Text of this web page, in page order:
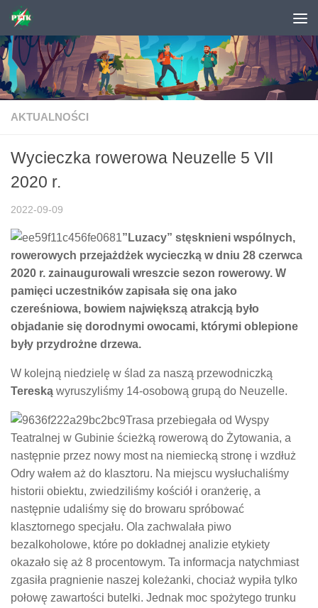
Skip to content
AKTUALNOŚCI
Wycieczka rowerowa Neuzelle 5 VII
2020 r.
2022-09-09
”Luzacy” stęsknieni wspólnych,
rowerowych przejażdżek wycieczką w dniu 28 czerwca
2020 r. zainaugurowali wreszcie sezon rowerowy. W
pamięci uczestników zapisała się ona jako
czereśniowa, bowiem największą atrakcją było
objadanie się dorodnymi owocami, którymi oblepione
były przydrożne drzewa.
W kolejną niedzielę w ślad za naszą przewodniczką
Tereską wyruszyliśmy 14-osobową grupą do Neuzelle.
Trasa przebiegała od Wyspy
Teatralnej w Gubinie ścieżką rowerową do Żytowania, a
następnie przez nowy most na niemiecką stronę i wzdłuż
Odry wałem aż do klasztoru. Na miejscu wysłuchaliśmy
historii obiektu, zwiedziliśmy kościół i oranżerię, a
następnie udaliśmy się do browaru spróbować
klasztornego specjału. Ola zachwalała piwo
bezalkoholowe, które po dokładnej analizie etykiety
okazało się aż 8 procentowym. Ta informacja natychmiast
zgasiła pragnienie naszej koleżanki, chociaż wypiła tylko
połowę zawartości butelki. Jednak moc spożytego trunku